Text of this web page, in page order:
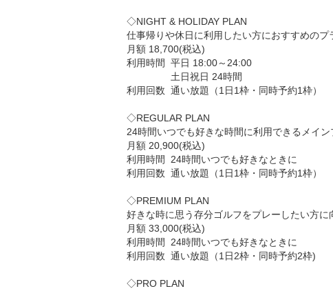
◇NIGHT & HOLIDAY PLAN
仕事帰りや休日に利用したい方におすすめのプ
月額 18,700(税込)
利用時間	平日 18:00～24:00
利用回数	通い放題（1日1枠・同時予約1枠）
◇REGULAR PLAN
24時間いつでも好きな時間に利用できるメイン
月額 20,900(税込)
利用時間	24時間いつでも好きなときに
利用回数	通い放題（1日1枠・同時予約1枠）
◇PREMIUM PLAN
好きな時に思う存分ゴルフをプレーしたい方に
月額 33,000(税込)
利用時間	24時間いつでも好きなときに
利用回数	通い放題（1日2枠・同時予約2枠)
◇PRO PLAN